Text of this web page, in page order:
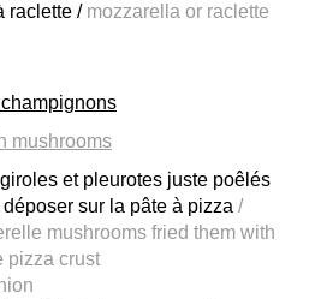
raclette /mozzarella or raclette
mushrooms
et pleurotes juste poêlés
sur la pâte à pizza /
mushrooms fried them with
pizza crust